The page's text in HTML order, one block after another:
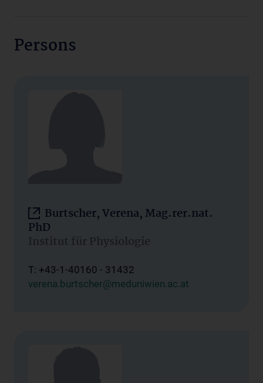
Persons
Burtscher, Verena, Mag.rer.nat.
PhD
Institut für Physiologie
T: +43-1-40160 - 31432
verena.burtscher@meduniwien.ac.at